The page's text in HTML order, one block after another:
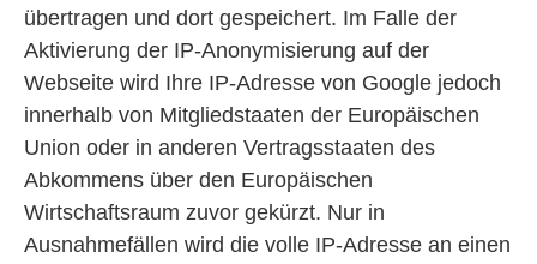
übertragen und dort gespeichert. Im Falle der
Aktivierung der IP-Anonymisierung auf der
Webseite wird Ihre IP-Adresse von Google jedoch
innerhalb von Mitgliedstaaten der Europäischen
Union oder in anderen Vertragsstaaten des
Abkommens über den Europäischen
Wirtschaftsraum zuvor gekürzt. Nur in
Ausnahmefällen wird die volle IP-Adresse an einen